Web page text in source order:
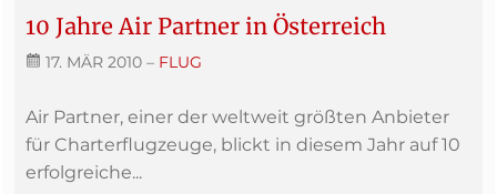
10 Jahre Air Partner in Österreich
17. MÄR 2010 – FLUG
Air Partner, einer der weltweit größten Anbieter
für Charterflugzeuge, blickt in diesem Jahr auf 10
erfolgreiche...